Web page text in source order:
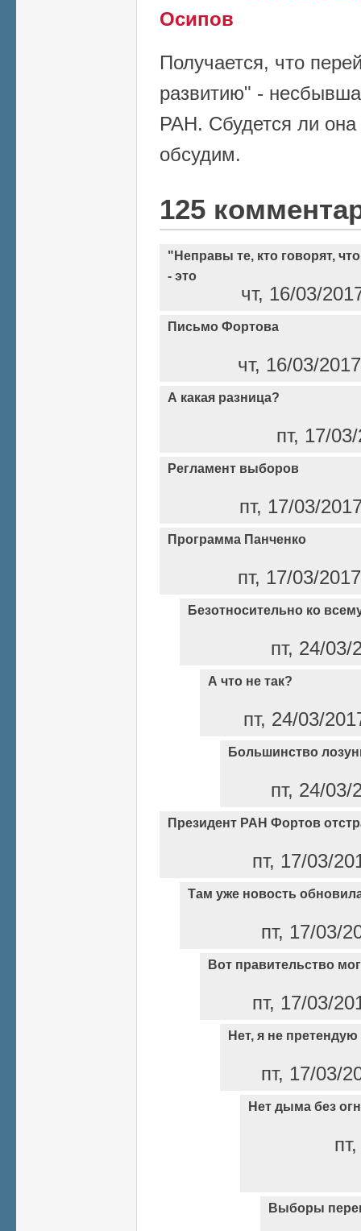
Осипов
Получается, что
развитию" -
РАН. Сбудется ли
обсудим.
125
"Неправы те, кто говорят,
- это
чт, 16/03/
Письмо Фортова
чт, 16/03/
А какая разница?
пт, 17/
Регламент выборов
пт, 17/03/
Программа Панченко
пт, 17/03/
Безотносительно ко
пт, 24/
А что не так?
пт, 24/03/
Большинство
пт, 24/
Президент РАН Фортов
пт, 17/03/
Там уже новость
пт, 17/03/
Вот правительство
пт, 17/03/
Нет, я не претендую
пт, 17/03/
Нет дыма без
Выборы